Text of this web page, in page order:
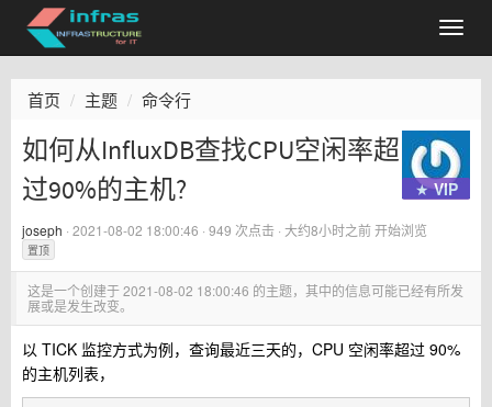
首页 主题 命令行
★ VIP
如何从InfluxDB查找CPU空闲率超
过90%的主机?
joseph · 2021-08-02 18:00:46 · 949 次点击 · 大约8小时之前开始浏览
置顶
这是一个创建于2021-08-02 18:00:46 的主题，其中的信息可能已经有所发
展或是发生改变。
以 TICK 监控方式为例，查询最近三天的，CPU 空闲率超过 90%
的主机列表，